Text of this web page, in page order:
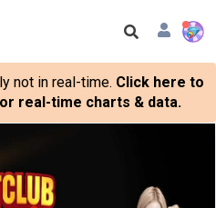
not in real-time. Click here to
real-time charts & data.